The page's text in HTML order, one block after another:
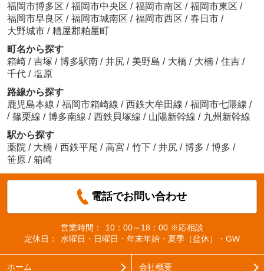
福岡市博多区 / 福岡市中央区 / 福岡市南区 / 福岡市東区 /
福岡市早良区 / 福岡市城南区 / 福岡市西区 / 春日市 /
大野城市 / 糟屋郡粕屋町
町名から探す
箱崎 / 吉塚 / 博多駅南 / 井尻 / 美野島 / 大橋 / 大楠 / 住吉 /
千代 / 塩原
路線から探す
鹿児島本線 / 福岡市箱崎線 / 西鉄大牟田線 / 福岡市七隈線 /
/ 篠栗線 / 博多南線 / 西鉄貝塚線 / 山陽新幹線 / 九州新幹線
駅から探す
薬院 / 大橋 / 西鉄平尾 / 高宮 / 竹下 / 井尻 / 博多 / 博多 /
笹原 / 箱崎
電話でお問い合わせ
営業時間：
10：00～18：00 ※応相談
定休日：
水曜日・日曜日・年末年始・夏季（盆休）・GW
ホーム 会社概要